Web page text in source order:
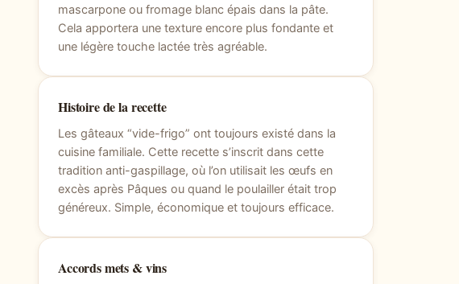
mascarpone ou fromage blanc épais dans la pâte.
Cela apportera une texture encore plus fondante et
une légère touche lactée très agréable.
Histoire de la recette
Les gâteaux “vide-frigo” ont toujours existé dans la
cuisine familiale. Cette recette s’inscrit dans cette
tradition anti-gaspillage, où l’on utilisait les œufs en
excès après Pâques ou quand le poulailler était trop
généreux. Simple, économique et toujours efficace.
Accords mets & vins